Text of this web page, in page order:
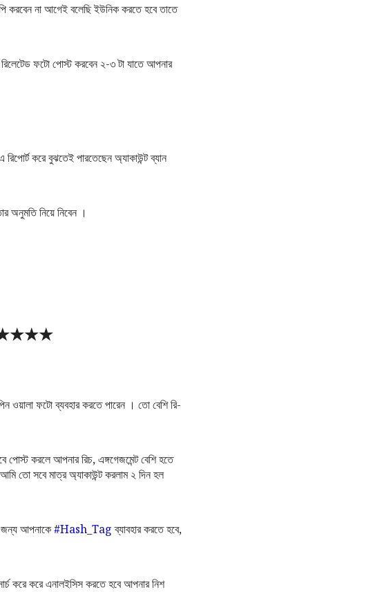
করবেন না আগেই বলেছি ইউনিক করতে হবে তাতে
ফটো পোস্ট করবেন ২-৩ টা যাতে আপনার
করে বুঝতেই পারতেছেন অ্যাকাউন্ট ব্যান
অনুমতি নিয়ে নিবেন ।
★★★★
ওয়ালা ফটো ব্যবহার করতে পারেন । তো বেশি রি-
করলে আপনার রিচ, এঙ্গগেজমেন্ট বেশি হতে
তো সবে মাত্র অ্যাকাউন্ট করলাম ২ দিন হল
জন্য আপনাকে#Hash_Tagব্যাবহার করতে হবে,
করে এনালইসিস করতে হবে আপনার নিশ